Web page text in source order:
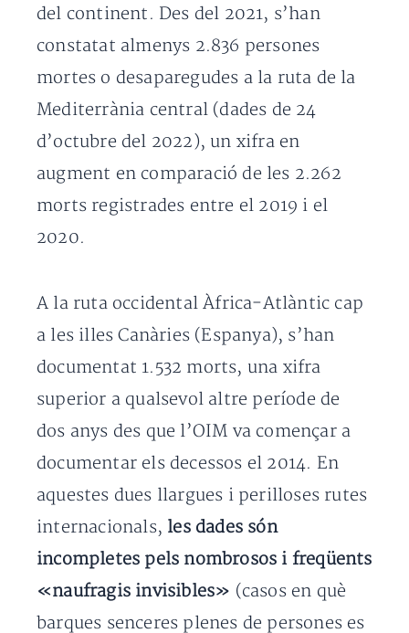
del continent. Des del 2021, s’han
constatat almenys 2.836 persones
mortes o desaparegudes a la ruta de la
Mediterrània central (dades de 24
d’octubre del 2022), un xifra en
augment en comparació de les 2.262
morts registrades entre el 2019 i el
2020.
A la ruta occidental Àfrica-Atlàntic cap
a les illes Canàries (Espanya), s’han
documentat 1.532 morts, una xifra
superior a qualsevol altre període de
dos anys des que l’OIM va començar a
documentar els decessos el 2014. En
aquestes dues llargues i perilloses rutes
internacionals, les dades són
incompletes pels nombrosos i freqüents
«naufragis invisibles» (casos en què
barques senceres plenes de persones es